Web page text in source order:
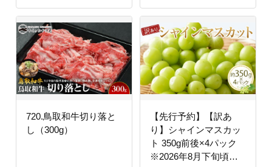
720.鳥取和牛切り落と
し（300g）
【先行予約】【訳あ
り】シャインマスカッ
ト 350g前後×4パック
※2026年8月下旬頃～9